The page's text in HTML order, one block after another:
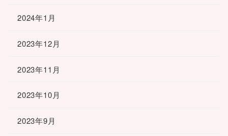
2024年1月
2023年12月
2023年11月
2023年10月
2023年9月